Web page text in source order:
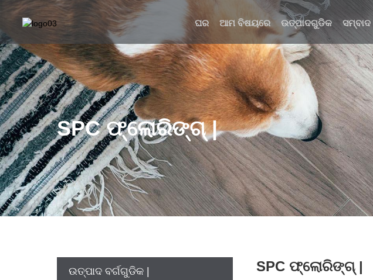
ଘର ଆମ ବିଷୟରେ ଉତ୍ପାଦଗୁଡିକ ସମ୍ବାଦ
SPC ଫ୍ଲୋରିଙ୍ଗ୍ |
ଉତ୍ପାଦ ବର୍ଗଗୁଡିକ | SPC ଫ୍ଲୋରିଙ୍ଗ୍ |